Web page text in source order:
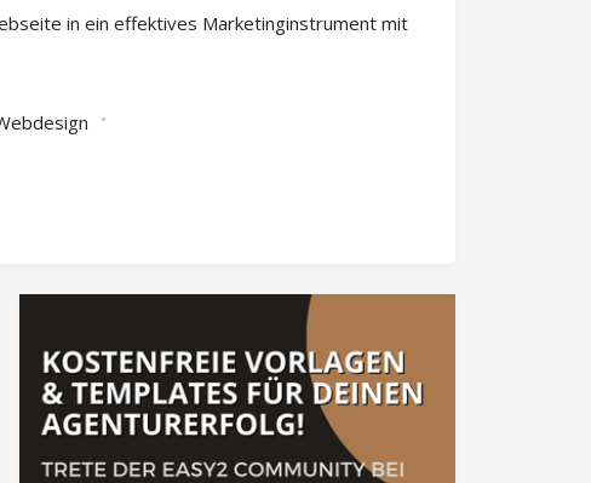
in ein effektives Marketinginstrument mit